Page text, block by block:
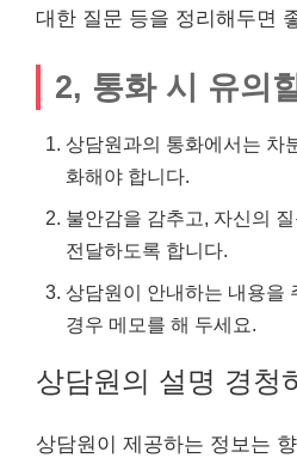
대한 질문 등을 정리해두면
2, 통화 시 유의
상담원과의 통화에서는 차
화해야 합니다.
불안감을 감추고, 자신의
전달하도록 합니다.
상담원이 안내하는 내용을
경우 메모를 해 두세요.
상담원의 설명 경청
상담원이 제공하는 정보는